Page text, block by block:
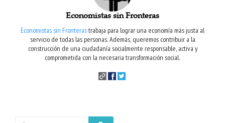
Economistas sin Fronteras
Economistas sin Fronterastrabaja para lograr una economía más justa al
servicio de todas las personas. Además, queremos contribuir a la
construcción de una ciudadanía socialmente responsable, activa y
comprometida con la necesaria transformación social.